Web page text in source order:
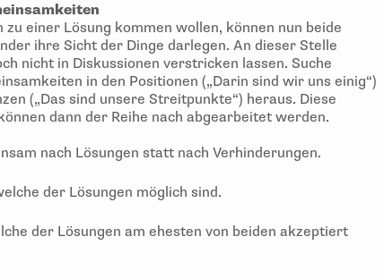
zu einer Lösung kommen wollen, können nun beide
ihre Sicht der Dinge darlegen. An dieser Stelle
nicht in Diskussionen verstricken lassen. Suche
in den Positionen („Darin sind wir uns einig“)
(„Das sind unsere Streitpunkte“) heraus. Diese
dann der Reihe nach abgearbeitet werden.
nach Lösungen statt nach Verhinderungen.
der Lösungen möglich sind.
der Lösungen am ehesten von beiden akzeptiert